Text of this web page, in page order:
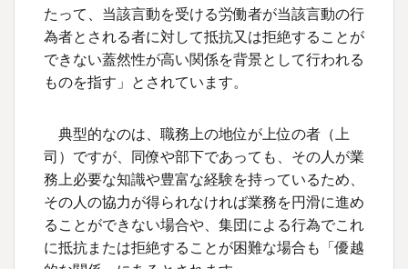
たって、当該言動を受ける労働者が当該言動の行
為者とされる者に対して抵抗又は拒絶することが
できない蓋然性が高い関係を背景として行われる
ものを指す」とされています。
典型的なのは、職務上の地位が上位の者（上
司）ですが、同僚や部下であっても、その人が業
務上必要な知識や豊富な経験を持っているため、
その人の協力が得られなければ業務を円滑に進め
ることができない場合や、集団による行為でこれ
に抵抗または拒絶することが困難な場合も「優越